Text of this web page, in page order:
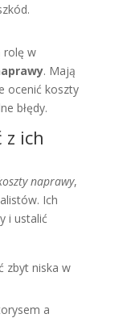
rolę w
. Mają
ocenić koszty
błędy.
z ich
naprawy,
Ich
i ustalić
zbyt niska w
a